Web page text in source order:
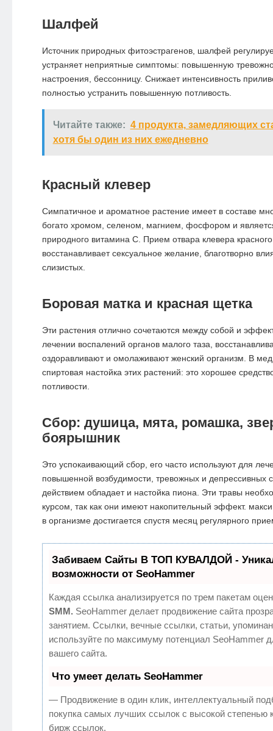
Шалфей
Источник природных фитоэстрагенов, шалфей
устраняет неприятные симптомы: повышенную
настроения, бессонницу. Снижает интенсивность
полностью устранить повышенную потливость.
Читайте также: 4 продукта, замедляющих
хотя бы один из них ежедневно
Красный клевер
Симпатичное и ароматное растение имеет в составе
богато хромом, селеном, магнием, фосфором и
природного витамина С. Прием отвара клевера
восстанавливает сексуальное желание, благотворно
слизистых.
Боровая матка и красная щетка
Эти растения отлично сочетаются между собой и
лечении воспалений органов малого таза,
оздоравливают и омолаживают женский организм. В
спиртовая настойка этих растений: это хорошее
потливости.
Сбор: душица, мята, ромашка,
боярышник
Это успокаивающий сбор, его часто используют для
повышенной возбудимости, тревожных и депрессивных
действием обладает и настойка пиона. Эти травы
курсом, так как они имеют накопительный эффект.
в организме достигается спустя месяц регулярного
Забиваем Сайты В ТОП КУВАЛДОЙ -
возможности от SeoHammer
Каждая ссылка анализируется по трем пакетам
SMM. SeoHammer делает продвижение сайта
занятием. Ссылки, вечные ссылки, статьи,
используйте по максимуму потенциал SeoHammer
вашего сайта.
Что умеет делать SeoHammer
— Продвижение в один клик, интеллектуальный
покупка самых лучших ссылок с высокой степенью
бирж ссылок.